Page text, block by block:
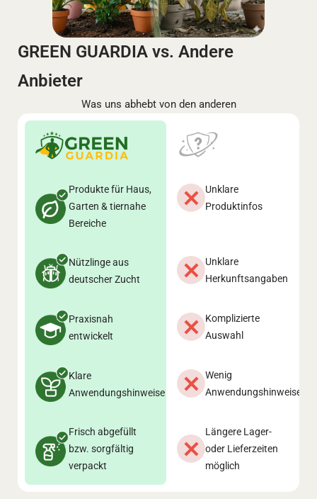
GREEN GUARDIA vs. Andere
Anbieter
Was uns abhebt von den anderen
Produkte für Haus,
Garten & tiernahe
Bereiche
Unklare
Produktinfos
Nützlinge aus
deutscher Zucht
Unklare
Herkunftsangaben
Praxisnah
entwickelt
Komplizierte
Auswahl
Klare
Anwendungshinweise
Wenig
Anwendungshinweise
Frisch abgefüllt
bzw. sorgfältig
verpackt
Längere Lager-
oder Lieferzeiten
möglich